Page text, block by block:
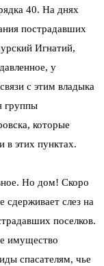
40. На днях
пострадавших
Игнатий,
у
с этим владыка
группы
которые
в этих пунктах.
Но дом! Скоро
слез на
поселков.
имущество
спасателям, чье